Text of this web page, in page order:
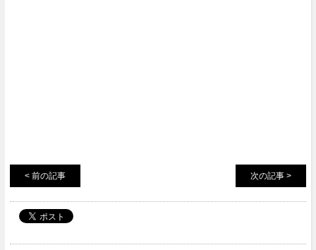
< 前の記事 次の記事 >